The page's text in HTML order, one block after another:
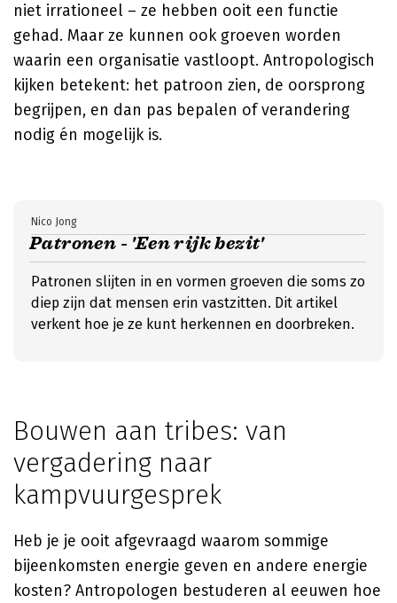
niet irrationeel – ze hebben ooit een functie
gehad. Maar ze kunnen ook groeven worden
waarin een organisatie vastloopt. Antropologisch
kijken betekent: het patroon zien, de oorsprong
begrijpen, en dan pas bepalen of verandering
nodig én mogelijk is.
Patronen - 'Een rijk bezit'
Nico Jong
Patronen slijten in en vormen groeven die soms zo
diep zijn dat mensen erin vastzitten. Dit artikel
verkent hoe je ze kunt herkennen en doorbreken.
Bouwen aan tribes: van
vergadering naar
kampvuurgesprek
Heb je je ooit afgevraagd waarom sommige
bijeenkomsten energie geven en andere energie
kosten? Antropologen bestuderen al eeuwen hoe